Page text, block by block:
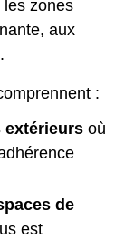
les zones
aux
:
extérieurs où
de
est